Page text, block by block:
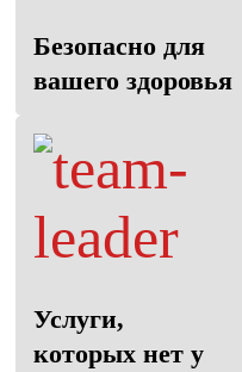
Безопасно для
вашего здоровья
Услуги,
которых нет у